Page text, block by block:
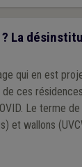
La
qui en est
ces
Le terme
et wallons